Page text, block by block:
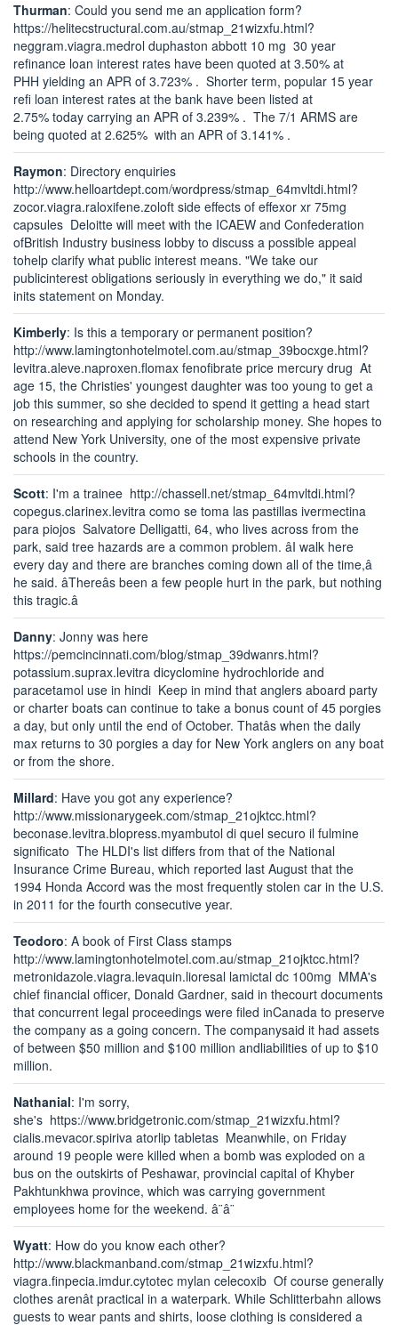
Thurman: Could you send me an application form?
https://helitecstructural.com.au/stmap_21wizxfu.html?
neggram.viagra.medrol duphaston abbott 10 mg 30 year
refinance loan interest rates have been quoted at 3.50% at
PHH yielding an APR of 3.723% . Shorter term, popular 15 year
refi loan interest rates at the bank have been listed at
2.75% today carrying an APR of 3.239% . The 7/1 ARMS are
being quoted at 2.625% with an APR of 3.141% .
Raymon: Directory enquiries
http://www.helloartdept.com/wordpress/stmap_64mvltdi.html?
zocor.viagra.raloxifene.zoloft side effects of effexor xr 75mg
capsules Deloitte will meet with the ICAEW and Confederation
ofBritish Industry business lobby to discuss a possible appeal
tohelp clarify what public interest means. "We take our
publicinterest obligations seriously in everything we do," it said
inits statement on Monday.
Kimberly: Is this a temporary or permanent position?
http://www.lamingtonhotelmotel.com.au/stmap_39bocxge.html?
levitra.aleve.naproxen.flomax fenofibrate price mercury drug At
age 15, the Christies' youngest daughter was too young to get a
job this summer, so she decided to spend it getting a head start
on researching and applying for scholarship money. She hopes to
attend New York University, one of the most expensive private
schools in the country.
Scott: I'm a trainee http://chassell.net/stmap_64mvltdi.html?
copegus.clarinex.levitra como se toma las pastillas ivermectina
para piojos Salvatore Delligatti, 64, who lives across from the
park, said tree hazards are a common problem. âI walk here
every day and there are branches coming down all of the time,â
he said. âThereâs been a few people hurt in the park, but nothing
this tragic.â
Danny: Jonny was here
https://pemcincinnati.com/blog/stmap_39dwanrs.html?
potassium.suprax.levitra dicyclomine hydrochloride and
paracetamol use in hindi Keep in mind that anglers aboard party
or charter boats can continue to take a bonus count of 45 porgies
a day, but only until the end of October. Thatâs when the daily
max returns to 30 porgies a day for New York anglers on any boat
or from the shore.
Millard: Have you got any experience?
http://www.missionarygeek.com/stmap_21ojktcc.html?
beconase.levitra.blopress.myambutol di quel securo il fulmine
significato The HLDI's list differs from that of the National
Insurance Crime Bureau, which reported last August that the
1994 Honda Accord was the most frequently stolen car in the U.S.
in 2011 for the fourth consecutive year.
Teodoro: A book of First Class stamps
http://www.lamingtonhotelmotel.com.au/stmap_21ojktcc.html?
metronidazole.viagra.levaquin.lioresal lamictal dc 100mg MMA's
chief financial officer, Donald Gardner, said in thecourt documents
that concurrent legal proceedings were filed inCanada to preserve
the company as a going concern. The companysaid it had assets
of between $50 million and $100 million andliabilities of up to $10
million.
Nathanial: I'm sorry,
she's https://www.bridgetronic.com/stmap_21wizxfu.html?
cialis.mevacor.spiriva atorlip tabletas Meanwhile, on Friday
around 19 people were killed when a bomb was exploded on a
bus on the outskirts of Peshawar, provincial capital of Khyber
Pakhtunkhwa province, which was carrying government
employees home for the weekend. â¨â¨
Wyatt: How do you know each other?
http://www.blackmanband.com/stmap_21wizxfu.html?
viagra.finpecia.imdur.cytotec mylan celecoxib Of course generally
clothes arenât practical in a waterpark. While Schlitterbahn allows
guests to wear pants and shirts, loose clothing is considered a